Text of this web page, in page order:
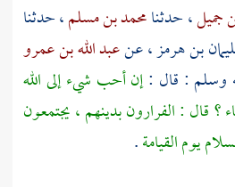
جميل، حدثنامحمد بن مسلم، حدثنا
بن هرمز، عنعبد الله بن عمرو
وسلم : قال :إن أحب شيء إلى الله
؟ قال : الفرارون بدينهم ، يجتمعون
يوم القيامة.